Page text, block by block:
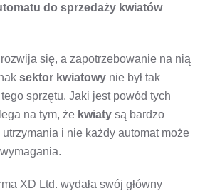
do sprzedaży kwiatów
się, a zapotrzebowanie na nią
sektor kwiatowy nie był tak
sprzętu. Jaki jest powód tych
na tym, że kwiaty są bardzo
i nie każdy automat może
XD Ltd. wydała swój główny